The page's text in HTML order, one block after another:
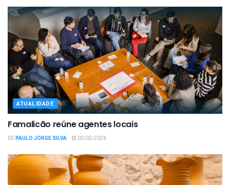
ATUALIDADE
Famalicão reúne agentes locais
DEPAULO JORGE SILVA 03/02/2026